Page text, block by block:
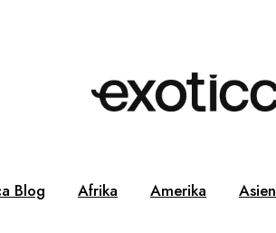
Blog Afrika Amerika Asien